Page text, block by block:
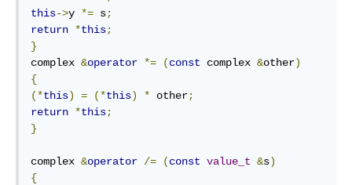
this->y *= s;
return *this;
}
complex &operator *= (const complex &other)
{
(*this) = (*this) * other;
return *this;
}
complex &operator /= (const value_t &s)
{